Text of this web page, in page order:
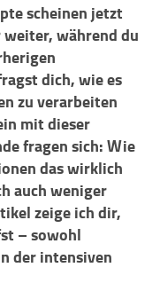
scheinen jetzt
weiter, während du
dich, wie es
zu verarbeiten
mit dieser
fragen sich: Wie
das wirklich
auch weniger
zeige ich dir,
– sowohl
der intensiven